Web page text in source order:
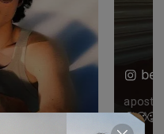
🥵🥵🥵